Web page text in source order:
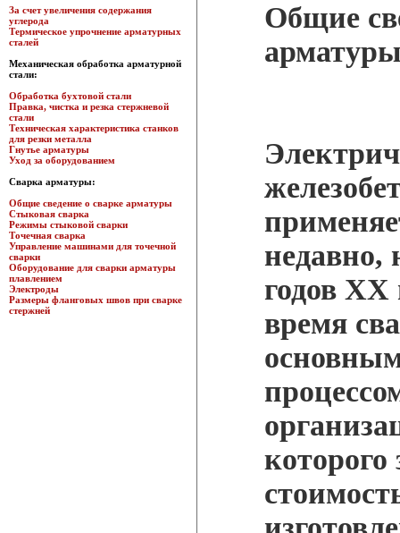
За счет увеличения содержания
углерода
Термическое упрочнение арматурных
сталей
Механическая обработка арматурной
стали:
Обработка бухтовой стали
Правка, чистка и резка стержневой
стали
Техническая характеристика станков
для резки металла
Гнутье арматуры
Уход за оборудованием
Сварка арматуры:
Общие сведение о сварке арматуры
Стыковая сварка
Режимы стыковой сварки
Точечная сварка
Управление машинами для точечной
сварки
Оборудование для сварки арматуры
плавлением
Электроды
Размеры фланговых швов при сварке
стержней
Общие
недавно,
годов
время
которого